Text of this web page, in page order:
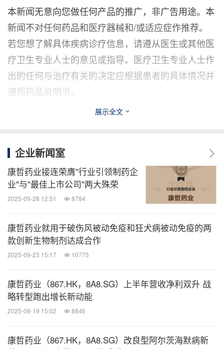
本新闻无意向您做任何产品的推广，非广告用途。本
新闻不对任何药品和医疗器械和/或适应症作推荐。
若您想了解具体疾病诊疗信息，请遵从医生或其他医
疗卫生专业人士的意见或指导。医疗卫生专业人士作
出的任何与治疗有关的决定应根据患者的具体情况并
遵照药品说明书。
性承诺的依据或加以依赖。本新闻由康哲药业根据其
认为可靠之资料及数据编制，但康哲药业并无进行任
何说明或保证、明述或暗示，或其他表述，对本新闻
内容的真实性、准确性、完整性、公平性及合理性不
康哲药业的市场机会及业务前景的陈述，该等陈述分
别或统称为前瞻性声明。该等前瞻性声明并非对未来
以预知的假设。康哲药业并不采纳本新闻包含的第三
方所做的任何前瞻性声明及预测，康哲药业对该等第
三方声明及预测不承担责任。
展示全文
企业新闻室
康哲药业接连荣膺"行业引领制药企
业"与"最佳上市公司"两大殊荣
2025-09-28 12:51 8784
康哲药业就用于破伤风被动免疫和狂犬病被动免疫的两
款创新生物制剂达成合作
2025-09-23 15:17 10775
康哲药业（867.HK，8A8.SG）上半年营收净利双升 战
略转型跑出增长新动能
2025-08-19 15:02 8846
康哲药业（867.HK，8A8.SG）改良型阿尔茨海默病新